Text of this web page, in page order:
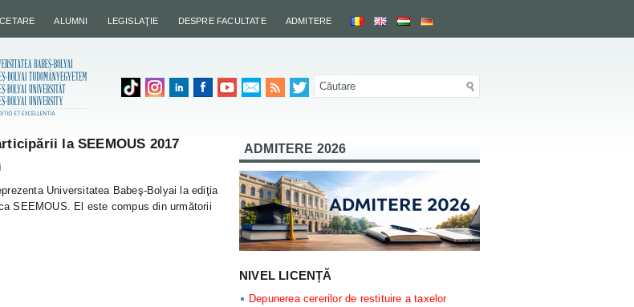
ALUMNI LEGISLAŢIE DESPRE FACULTATE ADMITERE
la SEEMOUS 2017
Universitatea Babeş-Bolyai la ediţia
SEEMOUS. El este compus din următorii
ADMITERE 2026
NIVEL LICENȚĂ
Depunerea cererilor de restituire a taxelor